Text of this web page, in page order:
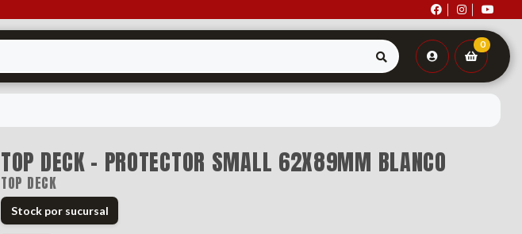
0
TOP DECK - PROTECTOR SMALL 62X89MM BLANCO
TOP DECK
Stock por sucursal